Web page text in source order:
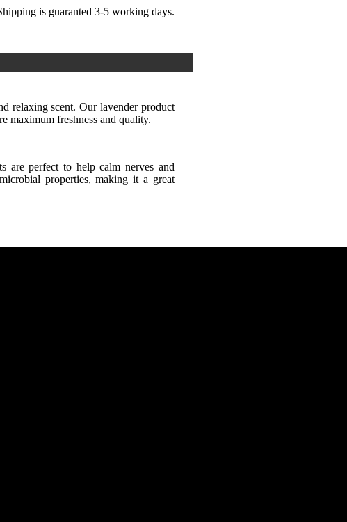
is guaranted 3-5 working days.
relaxing scent. Our lavender product
maximum freshness and quality.
are perfect to help calm nerves and
properties, making it a great